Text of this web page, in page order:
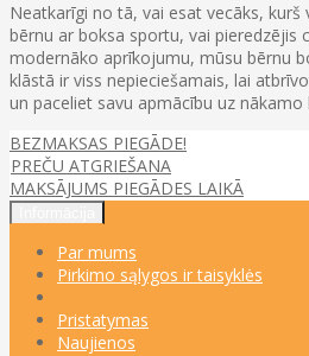
Neatkarīgi no tā, vai esat vecāks, kurš
bērnu ar boksa sportu, vai pieredzējis
modernāko aprīkojumu, mūsu bērnu
klāstā ir viss nepieciešamais, lai
un paceliet savu apmācību uz nākamo
BEZMAKSAS PIEGĀDE!
PREČU ATGRIEŠANA
MAKSĀJUMS PIEGĀDES LAIKĀ
Par mums
Pirkimo sąlygos ir taisyklės
Pristatymas
Naujienos